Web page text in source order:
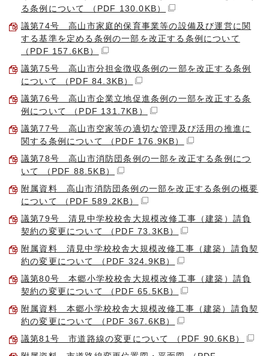
る条例について （PDF 130.0KB）
議第74号 高山市家庭的保育事業等の設備及び運営に関
する基準を定める条例の一部を改正する条例について
（PDF 157.6KB）
議第75号 高山市分担金徴収条例の一部を改正する条例
について （PDF 84.3KB）
議第76号 高山市企業立地促進条例の一部を改正する条
例について （PDF 131.7KB）
議第77号 高山市空家等の適切な管理及び活用の推進に
関する条例について （PDF 176.9KB）
議第78号 高山市消防団条例の一部を改正する条例につ
いて （PDF 88.5KB）
附属資料 高山市消防団条例の一部を改正する条例の概要
について （PDF 589.2KB）
議第79号 清見中学校校舎大規模改修工事（建築）請負
契約の変更について （PDF 73.3KB）
附属資料 清見中学校校舎大規模改修工事（建築）請負契
約の変更について （PDF 324.9KB）
議第80号 本郷小学校校舎大規模改修工事（建築）請負
契約の変更について （PDF 65.5KB）
附属資料 本郷小学校校舎大規模改修工事（建築）請負契
約の変更について （PDF 367.6KB）
議第81号 市道路線の変更について （PDF 90.6KB）